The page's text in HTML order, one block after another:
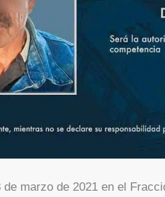
marzo de 2021 en el